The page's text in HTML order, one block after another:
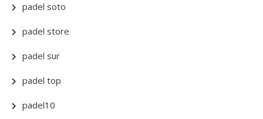
padel soto
padel store
padel sur
padel top
padel10